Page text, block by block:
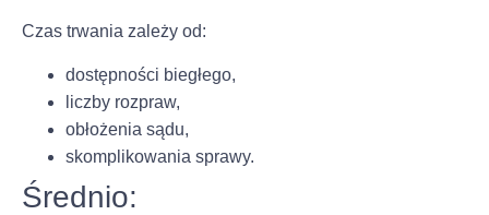
Czas trwania zależy od:
dostępności biegłego,
liczby rozpraw,
obłożenia sądu,
skomplikowania sprawy.
Średnio: